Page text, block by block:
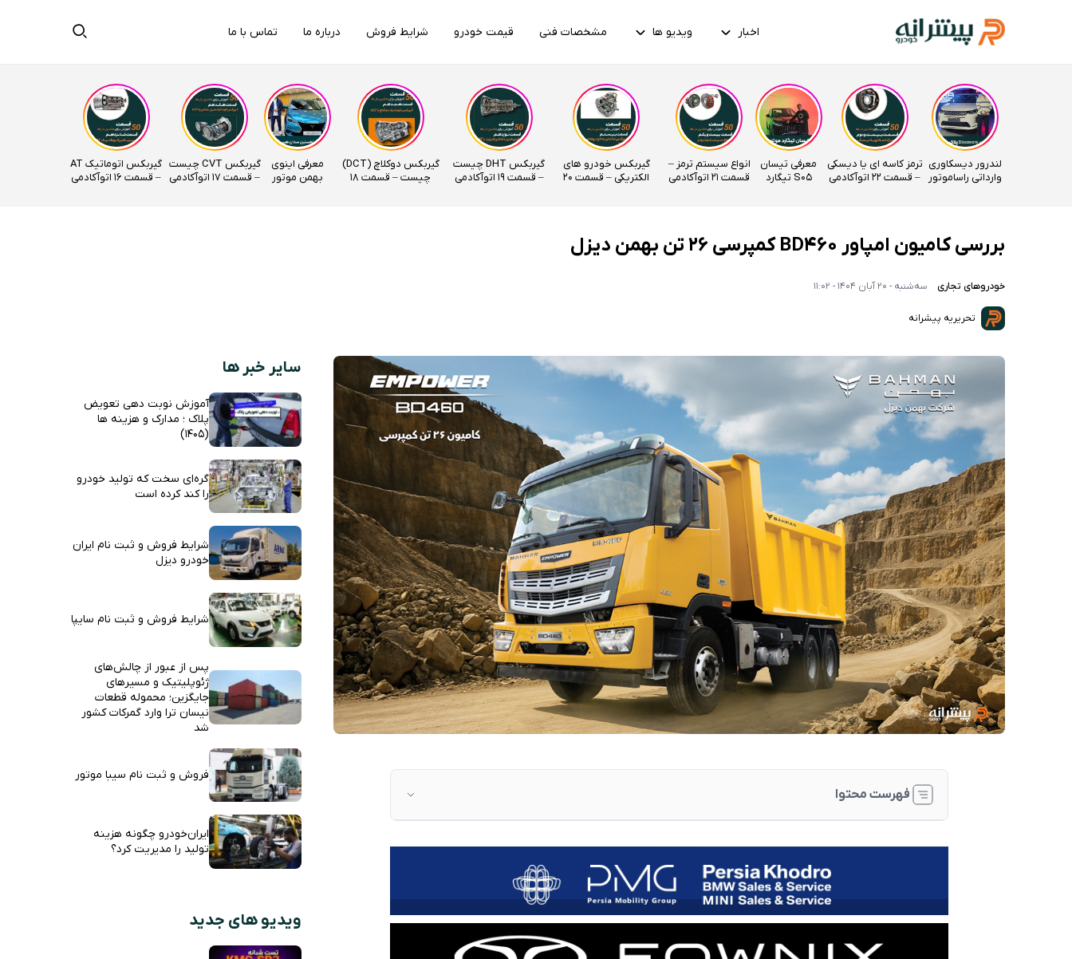
اخبار ویدیو ها مشخصات فنی قیمت خودرو شرایط فروش درباره ما تماس با ما
لندرور دیسکاوری
وارداتی راساموتور
ترمز کاسه ای یا دیسکی
– قسمت 22 اتوآکادمی
معرفی تیسان
S05 تیگارد
انواع سیستم ترمز –
قسمت 21 اتوآکادمی
گیربکس خودرو های
الکتریکی – قسمت 20
گیربکس DHT چیست
– قسمت 19 اتوآکادمی
گیربکس دوکلاچ (DCT)
چیست – قسمت 18
معرفی اینوی
بهمن موتور
گیربکس CVT چیست
– قسمت 17 اتوآکادمی
گیربکس اتوماتیک AT
– قسمت ۱۶ اتوآکادمی
بررسی کامیون امپاور BD460 کمپرسی ۲۶ تن بهمن دیزل
خودروهای تجاری سه‌شنبه - 20 آبان 1404 - 11:02
تحریریه پیشرانه
فهرست محتوا
مشخصات فنی پیشرانه و عملکرد
طراحی ظاهری و ابعاد
طراحی داخلی و فضای کابین
سایر خبر ها
آموزش نوبت دهی تعویض
پلاک ؛ مدارک و هزینه ها
(1405)
گره‌ای سخت که تولید خودرو
را کند کرده است
شرایط فروش و ثبت نام ایران
خودرو دیزل
شرایط فروش و ثبت نام سایپا
پس از عبور از چالش‌های
ژئوپلیتیک و مسیرهای
جایگزین؛ محموله قطعات
نیسان ترا وارد گمرکات کشور
شد
فروش و ثبت نام سیبا موتور
ایران‌خودرو چگونه هزینه
تولید را مدیریت کرد؟
ویدیو های جدید